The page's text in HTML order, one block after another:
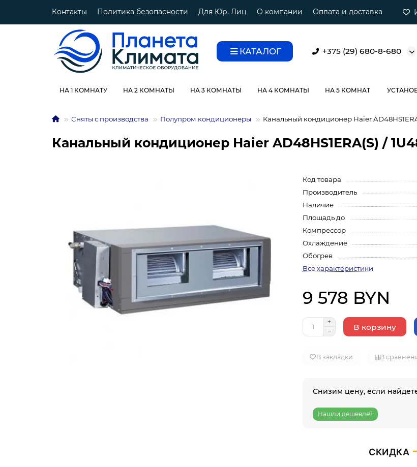
Контакты Политика безопасности Для Юр. Лиц О компании Оплата и доставка
КАТАЛОГ +375 (29) 680-8-680
НА 1 КОМНАТУ НА 2 КОМНАТЫ НА 3 КОМНАТЫ НА 4 КОМНАТЫ НА 5 КОМНАТ
Сняты с производства Полупром кондиционеры Канальный кондиционер Haier
Канальный кондиционер Haier AD48HS1ERA(S) /
Код товара
Производитель
Наличие
Площадь до
Компрессор
Охлаждение
Обогрев
Все характеристики
9 578 BYN
В корзину
В закладки В
Снизим цену, если
Нашли дешевле?
СКИДКА